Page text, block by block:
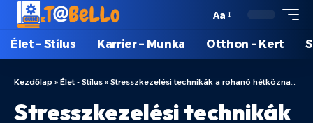
Aa
Élet – Stílus Karrier – Munka Otthon – Kert
Kezdőlap » Élet - Stílus » Stresszkezelési technikák a rohanó hétköznapokra
Stresszkezelési technikák